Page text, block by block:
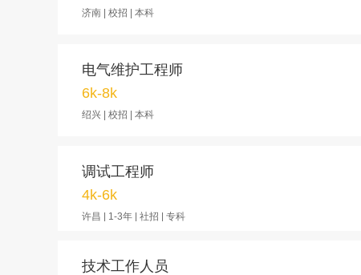
济南 | 校招 | 本科
电气维护工程师
6k-8k
绍兴 | 校招 | 本科
调试工程师
4k-6k
许昌 | 1-3年 | 社招 | 专科
技术工作人员